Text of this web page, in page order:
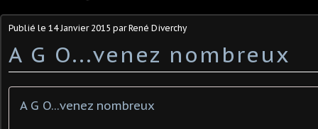
Publié le 14 Janvier 2015 par René Diverchy
A G O...venez nombreux
A G O...venez nombreux